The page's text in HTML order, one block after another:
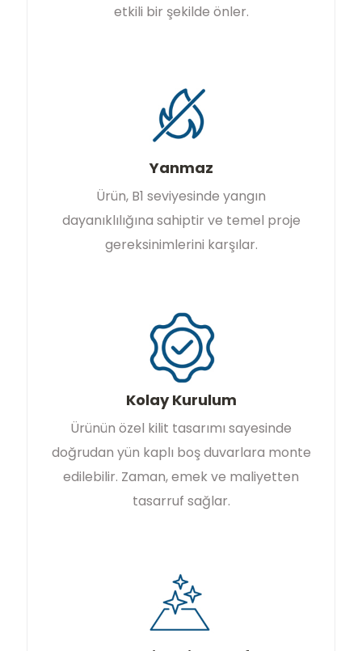
etkili bir şekilde önler.
Yanmaz
Ürün, B1 seviyesinde yangın
dayanıklılığına sahiptir ve temel proje
gereksinimlerini karşılar.
Kolay Kurulum
Ürünün özel kilit tasarımı sayesinde
doğrudan yün kaplı boş duvarlara monte
edilebilir. Zaman, emek ve maliyetten
tasarruf sağlar.